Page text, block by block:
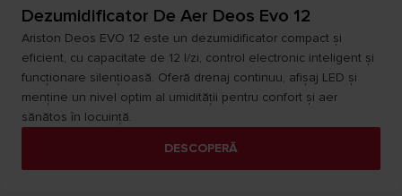
Dezumidificator De Aer Deos Evo 12
Ariston Deos EVO 12 este un dezumidificator compact și
eficient, cu capacitate de 12 l/zi, control electronic inteligent și
funcționare silențioasă. Oferă drenaj continuu, afișaj LED și
menține un nivel optim al umidității pentru confort și aer
sănătos în locuință.
DESCOPERĂ